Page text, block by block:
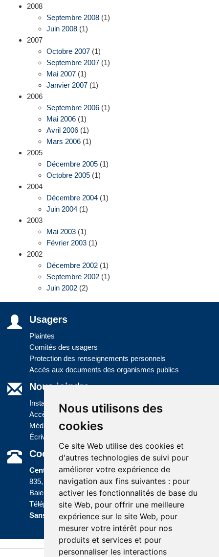
Nous utilisons des
cookies
Ce site Web utilise des cookies et
d'autres technologies de suivi pour
améliorer votre expérience de
navigation aux fins suivantes : pour
activer les fonctionnalités de base du
site Web, pour offrir une meilleure
expérience sur le site Web, pour
mesurer votre intérêt pour nos
produits et services et pour
personnaliser les interactions
2008
Septembre 2008 (1)
Juin 2008 (1)
2007
Octobre 2007 (1)
Septembre 2007 (1)
Mai 2007 (1)
Janvier 2007 (1)
2006
Septembre 2006 (1)
Mai 2006 (1)
Avril 2006 (1)
Mars 2006 (1)
2005
Décembre 2005 (1)
Octobre 2005 (1)
2004
Décembre 2004 (1)
Juin 2004 (1)
2003
Mai 2003 (1)
Février 2003 (1)
2002
Décembre 2002 (1)
Septembre 2002 (1)
Juin 2002 (2)
Usagers
Plaintes
Comités des usagers
Protection des renseignements personnels
Accès aux documents des organismes publics
Nous joindre
Installations
Accès à l'information
Médias
Écrivez-nous
Coordonnées
Centre administratif
835, boulevard Jolliet
Baie-Comeau (Québec) G5C 1P5
Téléphone :418 589-9845 ou
Sans frais : 1 800 463-5142